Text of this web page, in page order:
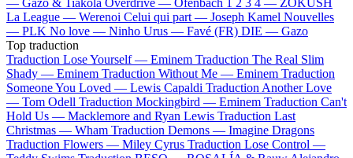
La League — Werenoi Celui qui part — Joseph Kamel Nouvelles
— PLK No love — Ninho Urus — Favé (FR) DIE — Gazo
Top traduction
Traduction Lose Yourself — Eminem Traduction The Real Slim
Shady — Eminem Traduction Without Me — Eminem Traduction
Someone You Loved — Lewis Capaldi Traduction Another Love
— Tom Odell Traduction Mockingbird — Eminem Traduction Can't
Hold Us — Macklemore and Ryan Lewis Traduction Last
Christmas — Wham Traduction Demons — Imagine Dragons
Traduction Flowers — Miley Cyrus Traduction Lose Control —